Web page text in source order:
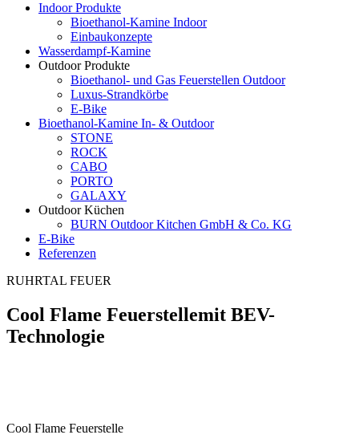
Indoor Produkte
Bioethanol-Kamine Indoor
Einbaukonzepte
Wasserdampf-Kamine
Outdoor Produkte
Bioethanol- und Gas Feuerstellen Outdoor
Luxus-Strandkörbe
E-Bike
Bioethanol-Kamine In- & Outdoor
STONE
ROCK
CABO
PORTO
GALAXY
Outdoor Küchen
BURN Outdoor Kitchen GmbH & Co. KG
E-Bike
Referenzen
RUHRTAL FEUER
Cool Flame Feuerstellemit BEV-
Technologie
Cool Flame Feuerstelle